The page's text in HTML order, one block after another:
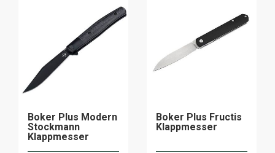
Boker Plus Modern
Stockmann
Klappmesser
Boker Plus Fructis
Klappmesser